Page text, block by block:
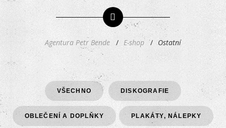
Agentura Petr Bende E-shop Ostatní
VŠECHNO DISKOGRAFIE
OBLEČENÍ A DOPLŇKY PLAKÁTY, NÁLEPKY